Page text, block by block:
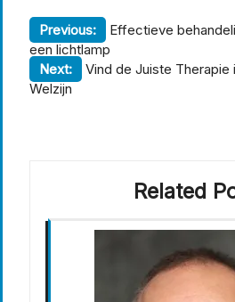
Berichtnavigatie
Previous:
Effectieve
een lichtlamp
Next:
Vind de Juiste
Welzijn
Related